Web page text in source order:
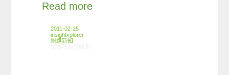
Read more
2011-02-25
insightxplorer
網路新知